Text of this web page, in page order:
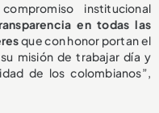
institucional
en todas las
que con honor portan el
misión de trabajar día y
de los colombianos”,